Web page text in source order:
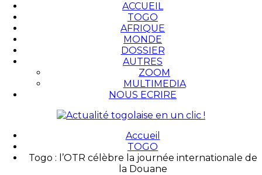
ACCUEIL
TOGO
AFRIQUE
MONDE
DOSSIER
AUTRES
ZOOM
MULTIMEDIA
NOUS ECRIRE
Accueil
TOGO
Togo : l’OTR célèbre la journée internationale de
la Douane